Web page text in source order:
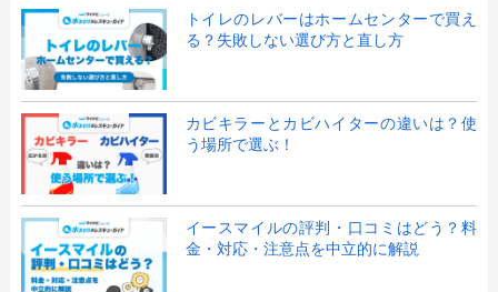
トイレのレバーはホームセンターで買え
る？失敗しない選び方と直し方
カビキラーとカビハイターの違いは？使
う場所で選ぶ！
イースマイルの評判・口コミはどう？料
金・対応・注意点を中立的に解説